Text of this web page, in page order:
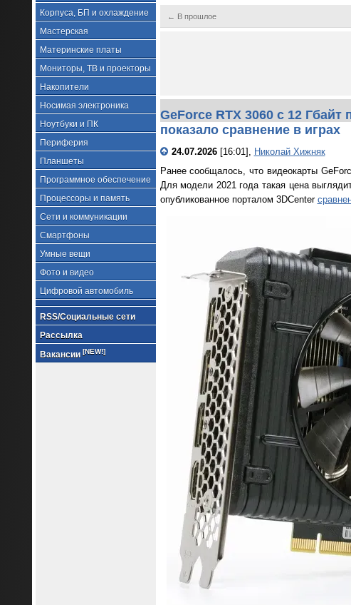
Корпуса, БП и охлаждение
Мастерская
Материнские платы
Мониторы, ТВ и проекторы
Накопители
Носимая электроника
Ноутбуки и ПК
Периферия
Планшеты
Программное обеспечение
Процессоры и память
Сети и коммуникации
Смартфоны
Умные вещи
Фото и видео
Цифровой автомобиль
RSS/Социальные сети
Рассылка
Вакансии [NEW!]
← В прошлое
GeForce RTX 3060 с 12 Гбайт
показало сравнение в играх
24.07.2026[16:01], Николай Хижняк
Ранее сообщалось, что видеокарты
Для модели 2021 года такая цена
опубликованное порталом 3DCenter